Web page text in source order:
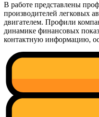
В работе представлены
производителей легковых
двигателем. Профили
динамике финансовых
контактную информацию,